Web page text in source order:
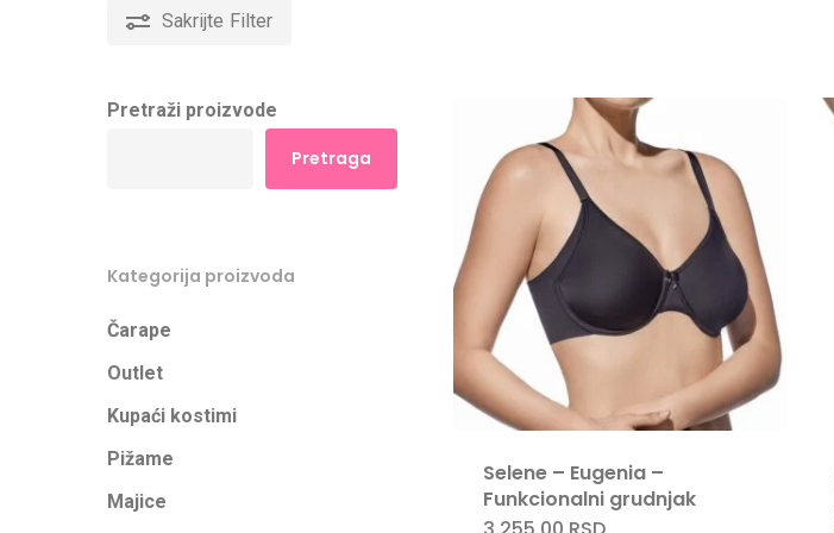
Sakrijte Filter
Pretraži proizvode
Pretraga
Kategorija proizvoda
Čarape
Outlet
Kupaći kostimi
Pižame
Majice
Selene – Eugenia –
Funkcionalni grudnjak